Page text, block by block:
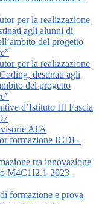
per la realizzazione
agli alunni di
del progetto
per la realizzazione
destinati agli
del progetto
d’Istituto III Fascia
ATA
formazione ICDL-
tra innovazione
M4C1I2.1-2023-
formazione e prova